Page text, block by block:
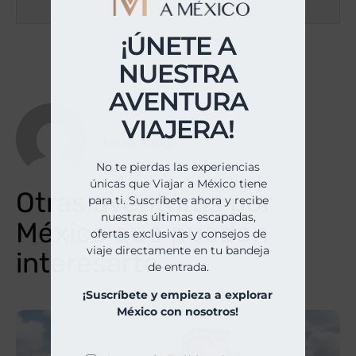
Nuria Antiga
Otras aventuras por
México que pueden
interesarte
¡ÚNETE A
NUESTRA
AVENTURA
VIAJERA!
No te pierdas las experiencias
únicas que Viajar a México tiene
para ti. Suscríbete ahora y recibe
nuestras últimas escapadas,
ofertas exclusivas y consejos de
viaje directamente en tu bandeja
de entrada.
¡Suscríbete y empieza a explorar
México con nosotros!